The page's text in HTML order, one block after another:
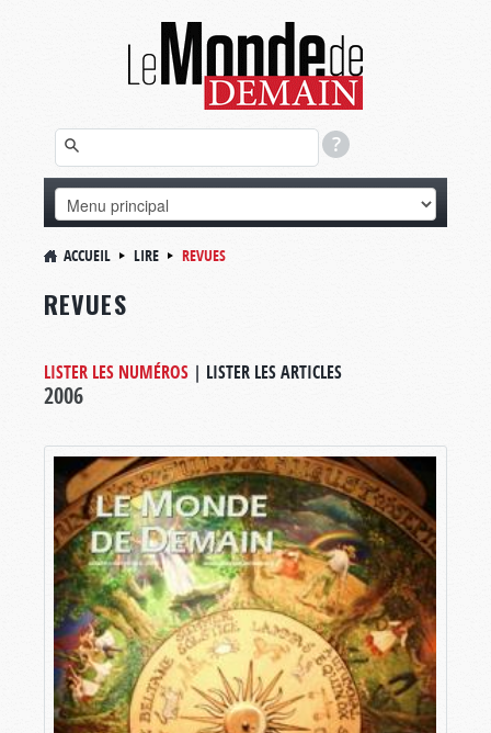
ACCUEIL LIRE REVUES
REVUES
LISTER LES NUMÉROS | LISTER LES ARTICLES
2006